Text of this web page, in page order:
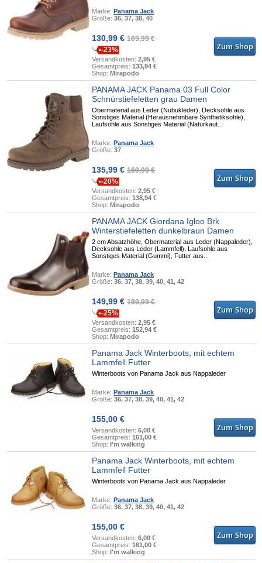
Marke: Panama Jack
Größe:36, 37, 38, 40
130,99 €169,99 €
-23%
Versandkosten:2,95 €
Gesamtpreis:133,94 €
Shop: Mirapodo
PANAMA JACK Panama 03 Full Color
Schnürstiefeletten grau Damen
Obermaterial aus Leder (Nubukleder), Decksohle aus
Sonstiges Material (Herausnehmbare Synthetiksohle),
Laufsohle aus Sonstiges Material (Naturkaut...
Marke: Panama Jack
Größe:37
135,99 €169,99 €
-20%
Versandkosten:2,95 €
Gesamtpreis:138,94 €
Shop: Mirapodo
PANAMA JACK Giordana Igloo Brk
Winterstiefeletten dunkelbraun Damen
2 cm Absatzhöhe, Obermaterial aus Leder (Nappaleder),
Decksohle aus Leder (Lammfell), Laufsohle aus
Sonstiges Material (Gummi), Futter aus...
Marke: Panama Jack
Größe:36, 37, 38, 39, 40, 41, 42
149,99 €199,99 €
-25%
Versandkosten:2,95 €
Gesamtpreis:152,94 €
Shop: Mirapodo
Panama Jack Winterboots, mit echtem
Lammfell Futter
Winterboots von Panama Jack aus Nappaleder
Marke: Panama Jack
Größe:36, 37, 38, 39, 40, 41, 42
155,00 €
Versandkosten:6,00 €
Gesamtpreis:161,00 €
Shop: I'm walking
Panama Jack Winterboots, mit echtem
Lammfell Futter
Winterboots von Panama Jack aus Nappaleder
Marke: Panama Jack
Größe:36, 37, 38, 39, 40, 41, 42
155,00 €
Versandkosten:6,00 €
Gesamtpreis:161,00 €
Shop: I'm walking